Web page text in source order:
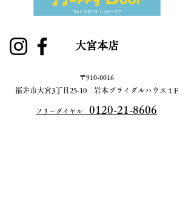
大宮本店
〒910-0016
​福井市大宮3丁目25-10 岩本ブライダルハウス１F​
​フリーダイヤル 0120-21-8606